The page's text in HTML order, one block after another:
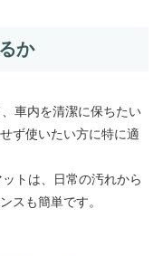
か
車内を清潔に保ちたい
ず使いたい方に特に適
トは、日常の汚れから
スも簡単です。